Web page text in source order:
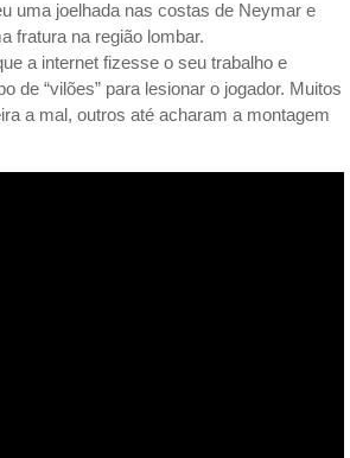
uma joelhada nas costas de Neymar e
fratura na região lombar.
a internet fizesse o seu trabalho e
de “vilões” para lesionar o jogador. Muitos
a mal, outros até acharam a montagem